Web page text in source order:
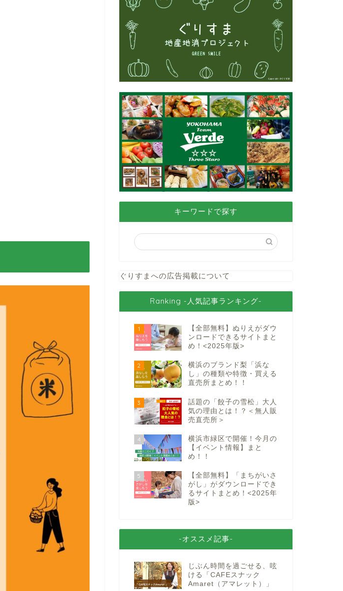
キーワードで探す
ぐりすまへの広告掲載について
Ranking -人気記事ランキング-
1
【全部無料】ぬりえがダウ
ンロードできるサイトまと
め！<2025年版>
2
横浜のブランド梨「浜な
し」の種類や特徴・買える
直売所まとめ！！
3
話題の「餃子の雪松」大人
気の理由とは！？＜無人販
売直売所＞
4
横浜市緑区で開催！今月の
【イベント情報】まと
め！！
5
【全部無料】「まちがいさ
がし」がダウンロードでき
るサイトまとめ！<2025年
版>
-オススメ記事-
じぶん時間を過ごせる、呟
ける「CAFEスナック
Amaret（アマレット）」